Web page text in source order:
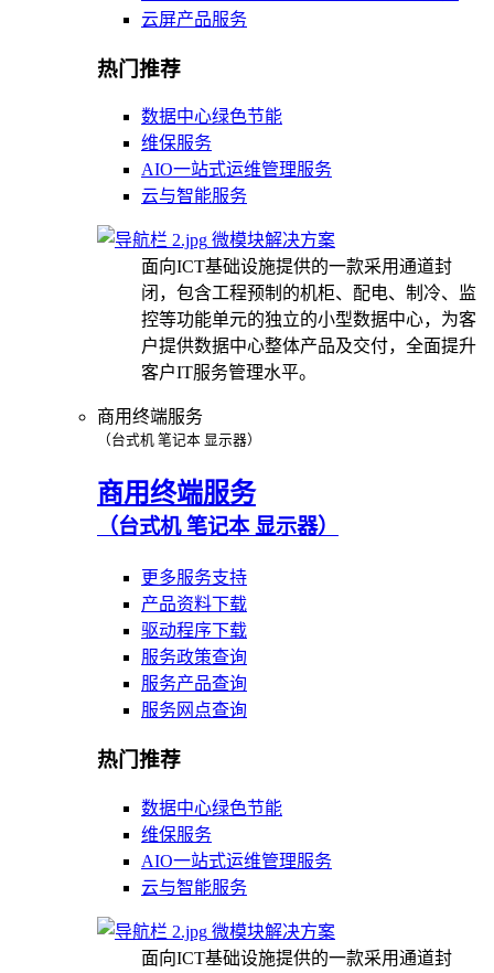
云屏产品服务
热门推荐
数据中心绿色节能
维保服务
AIO一站式运维管理服务
云与智能服务
微模块解决方案
面向ICT基础设施提供的一款采用通道封
闭，包含工程预制的机柜、配电、制冷、监
控等功能单元的独立的小型数据中心，为客
户提供数据中心整体产品及交付，全面提升
客户IT服务管理水平。
商用终端服务
（台式机 笔记本 显示器）
商用终端服务
（台式机 笔记本 显示器）
更多服务支持
产品资料下载
驱动程序下载
服务政策查询
服务产品查询
服务网点查询
热门推荐
数据中心绿色节能
维保服务
AIO一站式运维管理服务
云与智能服务
微模块解决方案
面向ICT基础设施提供的一款采用通道封